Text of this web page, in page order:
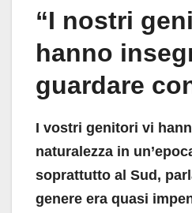
“I nostri
hanno
guardare
I vostri genitori vi
naturalezza in
soprattutto al Sud,
genere era quasi